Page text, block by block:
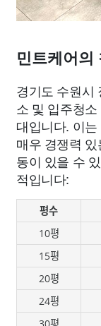
민트케어의
경기도 수원시
소 및 입주청
대입니다. 이
매우 경쟁력
동이 있을 수
적입니다:
평수
10평
15평
20평
24평